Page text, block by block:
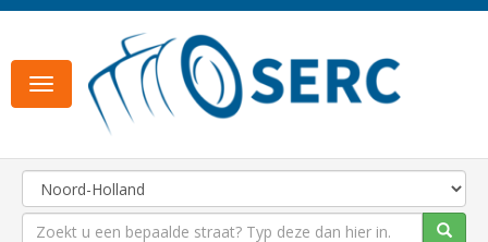
Toggle
navigation